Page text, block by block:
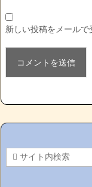
新しい投稿をメールで